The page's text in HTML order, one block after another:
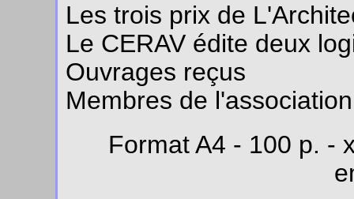
Les trois prix de
Le CERAV édite deux
Ouvrages reçus
Membres de
Format A4 - 100 p. -